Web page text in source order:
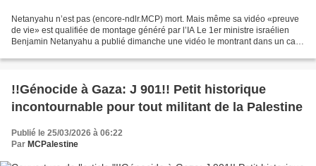
Netanyahu n’est pas (encore-ndlr.MCP) mort. Mais même sa vidéo «preuve
de vie» est qualifiée de montage généré par l’IA Le 1er ministre israélien
Benjamin Netanyahu a publié dimanche une vidéo le montrant dans un café
!!Génocide à Gaza: J 901!! Petit historique
incontournable pour tout militant de la Palestine
Publié le 25/03/2026 à 06:22
Par MCPalestine